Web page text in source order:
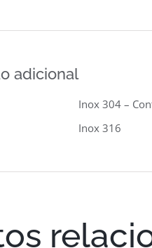
adicional
Inox 304 –
Inox 316